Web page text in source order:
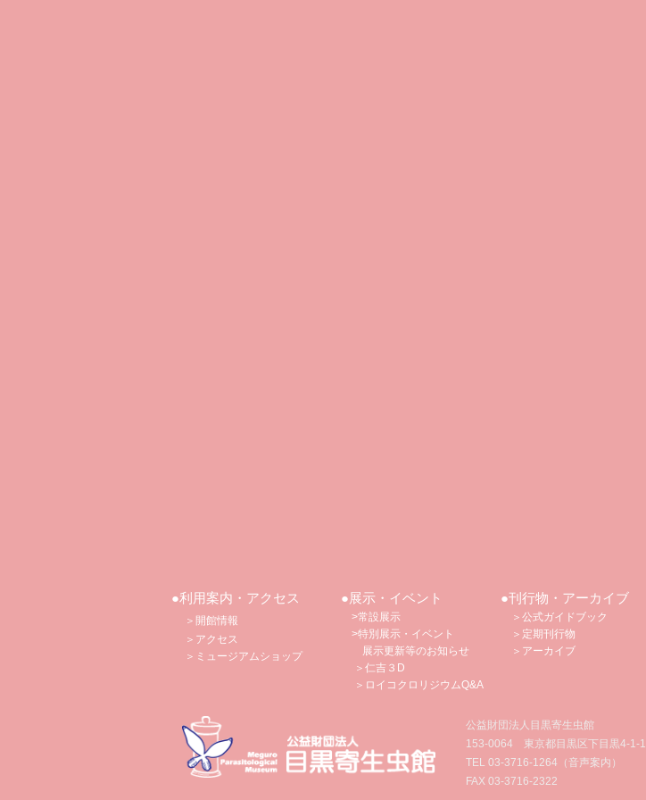
●利用案内・アクセス
＞開館情報
＞アクセス
​ ＞ ミュージアムショップ
●展示・イベント
>常設展示
>特別展示・イベント
展示更新等のお知らせ
＞仁吉３D
​ ＞ロイコクロリジウムQ&A
●刊行物・アーカイブ
＞公式ガイドブック
＞定期刊行物
＞アーカイブ
公益財団法人目黒寄生虫館
153-0064 東京都目黒区下目黒4‐1‐1
TEL 03-3716-1264 （音声案内）
FAX 03-3716-2322